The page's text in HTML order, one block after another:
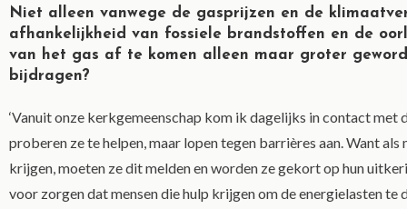
Niet alleen vanwege de gasprijzen en de
afhankelijkheid van fossiele brandstoffen en de
van het gas af te komen alleen maar groter
bijdragen?
‘Vanuit onze kerkgemeenschap kom ik dagelijks in contact met
proberen ze te helpen, maar lopen tegen barrières aan. Want
krijgen, moeten ze dit melden en worden ze gekort op hun
voor zorgen dat mensen die hulp krijgen om de energielasten te